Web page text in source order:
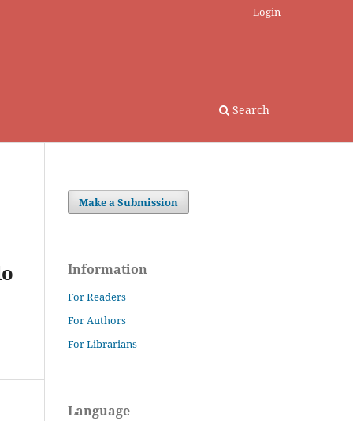
Search
Login
Make a Submission
Information
For Readers
For Authors
For Librarians
Language